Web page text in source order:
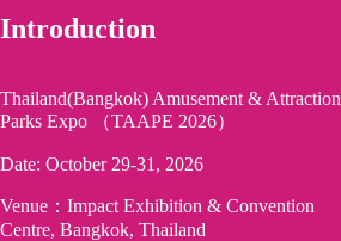
Introduction
Thailand(Bangkok) Amusement & Attraction
Parks Expo （TAAPE 2026）
Date: October 29-31, 2026
Venue：Impact Exhibition & Convention
Centre, Bangkok, Thailand